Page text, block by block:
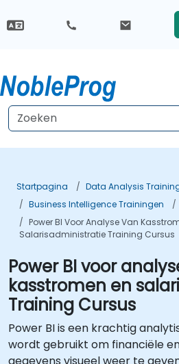
Startpagina
Data Analysis
Business Intelligence Trainingen
Power BI Voor Analyse Van
Salarisadministratie Training Cursus
Power BI voor
kasstromen en
Training Cursus
Power BI is een krachtig
wordt gebruikt om financiële